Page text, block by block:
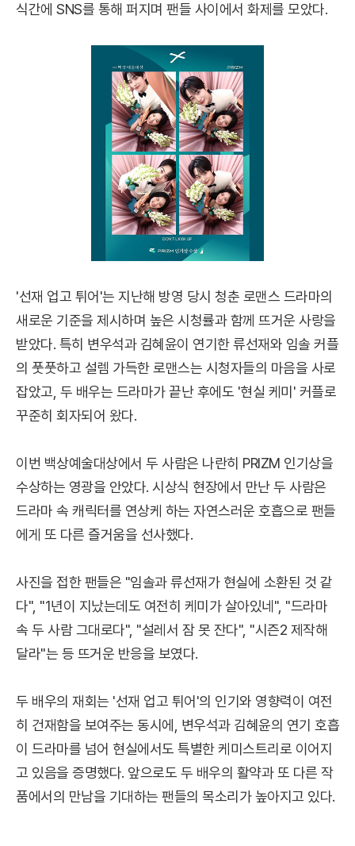
식간에 SNS를 통해 퍼지며 팬들 사이에서 화제를 모았다.
'선재 업고 튀어'는 지난해 방영 당시 청춘 로맨스 드라마의
새로운 기준을 제시하며 높은 시청률과 함께 뜨거운 사랑을
받았다. 특히 변우석과 김혜윤이 연기한 류선재와 임솔 커플
의 풋풋하고 설렘 가득한 로맨스는 시청자들의 마음을 사로
잡았고, 두 배우는 드라마가 끝난 후에도 '현실 케미' 커플로
꾸준히 회자되어 왔다.
이번 백상예술대상에서 두 사람은 나란히 PRIZM 인기상을
수상하는 영광을 안았다. 시상식 현장에서 만난 두 사람은
드라마 속 캐릭터를 연상케 하는 자연스러운 호흡으로 팬들
에게 또 다른 즐거움을 선사했다.
사진을 접한 팬들은 "임솔과 류선재가 현실에 소환된 것 같
다", "1년이 지났는데도 여전히 케미가 살아있네", "드라마
속 두 사람 그대로다", "설레서 잠 못 잔다", "시즌2 제작해
달라"는 등 뜨거운 반응을 보였다.
두 배우의 재회는 '선재 업고 튀어'의 인기와 영향력이 여전
히 건재함을 보여주는 동시에, 변우석과 김혜윤의 연기 호흡
이 드라마를 넘어 현실에서도 특별한 케미스트리로 이어지
고 있음을 증명했다. 앞으로도 두 배우의 활약과 또 다른 작
품에서의 만남을 기대하는 팬들의 목소리가 높아지고 있다.